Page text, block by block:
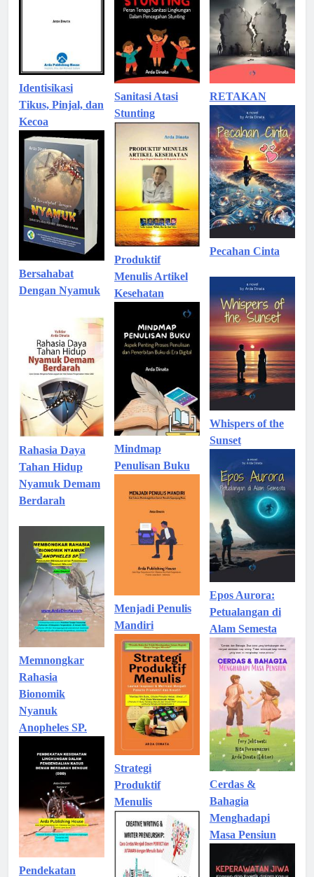
Identisikasi
Tikus, Pinjal, dan
Kecoa
Bersahabat
Dengan Nyamuk
Rahasia Daya
Tahan Hidup
Nyamuk Demam
Berdarah
Memnongkar
Rahasia
Bionomik
Nyanuk
Anopheles SP.
Pendekatan
Sanitasi Atasi
Stunting
Produktif
Menulis Artikel
Kesehatan
Mindmap
Penulisan Buku
Menjadi Penulis
Mandiri
Strategi
Produktif
Menulis
RETAKAN
Pecahan Cinta
Whispers of the
Sunset
Epos Aurora:
Petualangan di
Alam Semesta
Cerdas &
Bahagia
Menghadapi
Masa Pensiun